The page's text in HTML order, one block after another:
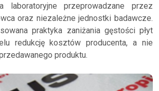
laboratoryjne przeprowadzane przez
oraz niezależne jednostki badawcze.
praktyka zaniżania gęstości płyt
redukcję kosztów producenta, a nie
produktu.